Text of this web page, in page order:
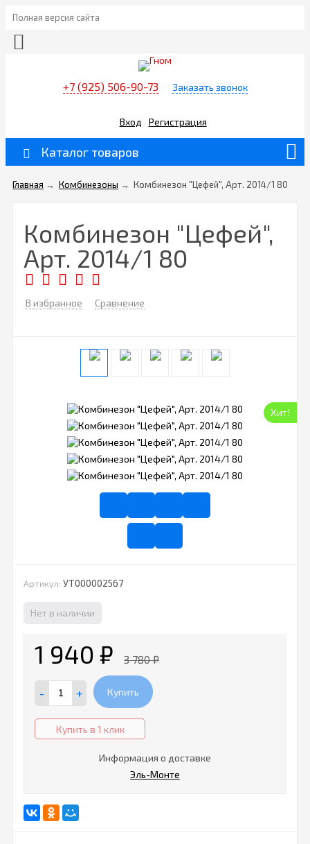
Полная версия сайта
+7 (925) 506-90-73 Заказать звонок
Вход Регистрация
Каталог товаров
Главная → Комбинезоны → Комбинезон "Цефей", Арт. 2014/1 80
Комбинезон "Цефей",
Арт. 2014/1 80
В избранное Сравнение
Хит!
Артикул: УТ000002567
Нет в наличии
1 940 ₽ 3 780₽
- + Купить
Купить в 1 клик
Информация о доставке
Эль-Монте